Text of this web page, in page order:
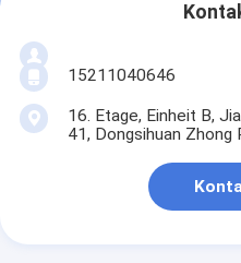
15211040646
16. Etage, Einheit B,
41, Dongsihuan Zhong